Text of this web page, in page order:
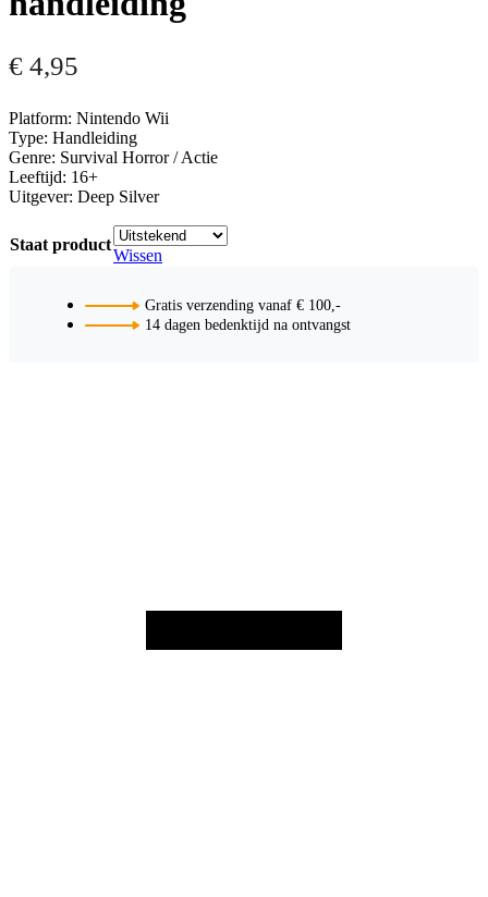
€ 4,95
Platform: Nintendo Wii
Type: Handleiding
Genre: Survival Horror / Actie
Leeftijd: 16+
Uitgever: Deep Silver
Staat product
Wissen
Gratis verzending vanaf € 100,-
14 dagen bedenktijd na ontvangst